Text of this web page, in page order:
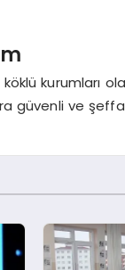
köklü kurumları
güvenli ve